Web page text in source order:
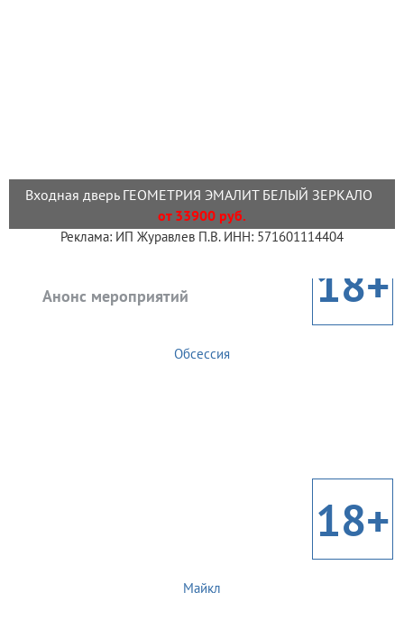
Входная дверь ГЕОМЕТРИЯ ЭМАЛИТ БЕЛЫЙ ЗЕРКАЛО
от 33900 руб.
Реклама: ИП Журавлев П.В. ИНН: 571601114404
Анонс мероприятий 18+
Обсессия
18+
Майкл